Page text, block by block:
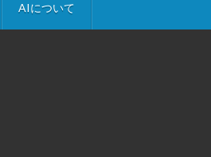
AIについて